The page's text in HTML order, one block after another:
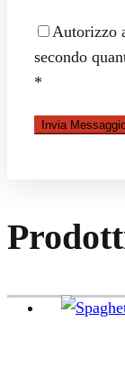
Autorizzo
secondo
*